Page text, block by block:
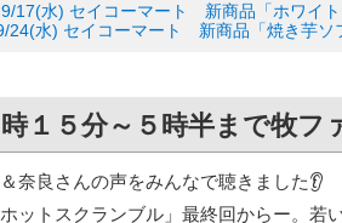
9/17(水) セイコーマート 新商品「ホワイ
24(水) セイコーマート 新商品「焼き芋ソ
１５分～５時半まで牧
奈良さんの声をみんなで聴きました👂
ットスクランブル」最終回からー。若い